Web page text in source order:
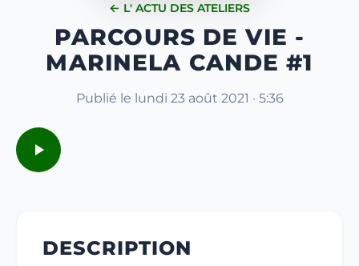
← L' ACTU DES ATELIERS
PARCOURS DE VIE -
MARINELA CANDE #1
Publié le lundi 23 août 2021 · 5:36
DESCRIPTION